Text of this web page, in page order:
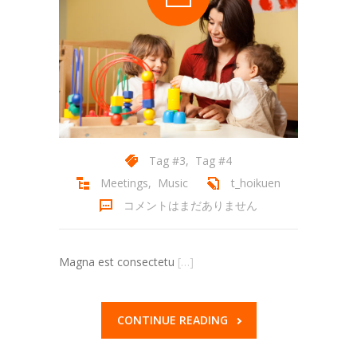
Tag #3, Tag #4
Meetings, Music
t_hoikuen
コメントはまだありません
Magna est consectetu […]
CONTINUE READING